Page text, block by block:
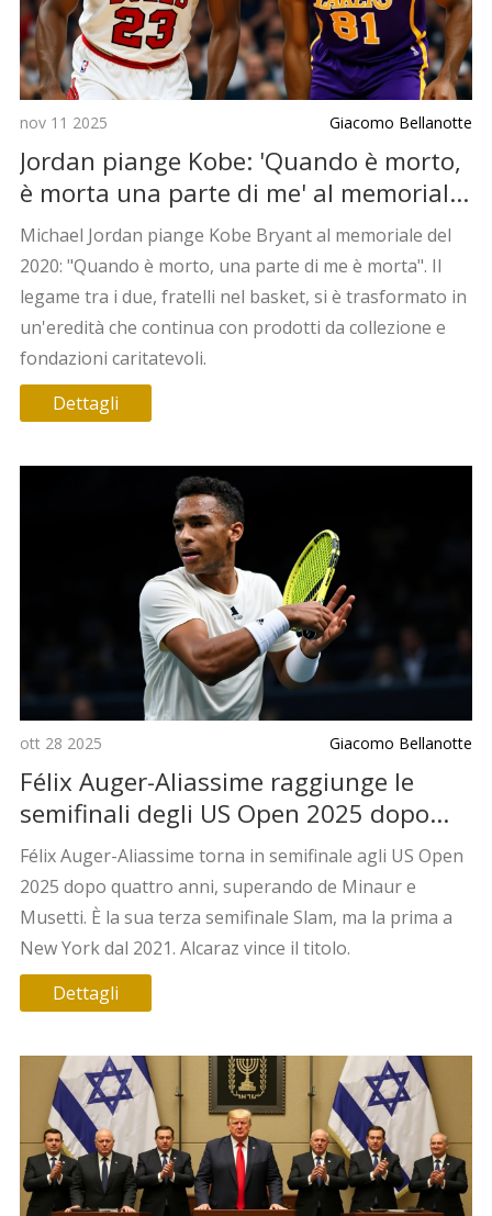
nov 11 2025 Giacomo Bellanotte
Jordan piange Kobe: 'Quando è morto,
è morta una parte di me' al memoriale
di Los Angeles
Michael Jordan piange Kobe Bryant al memoriale del
2020: "Quando è morto, una parte di me è morta". Il
legame tra i due, fratelli nel basket, si è trasformato in
un'eredità che continua con prodotti da collezione e
fondazioni caritatevoli.
Dettagli
ott 28 2025 Giacomo Bellanotte
Félix Auger-Aliassime raggiunge le
semifinali degli US Open 2025 dopo
quattro anni
Félix Auger-Aliassime torna in semifinale agli US Open
2025 dopo quattro anni, superando de Minaur e
Musetti. È la sua terza semifinale Slam, ma la prima a
New York dal 2021. Alcaraz vince il titolo.
Dettagli